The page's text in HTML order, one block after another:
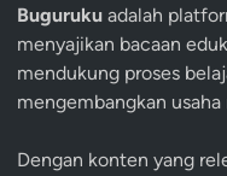
Buguruku adalah
menyajikan bacaan
mendukung proses
mengembangkan usaha
Dengan konten yang